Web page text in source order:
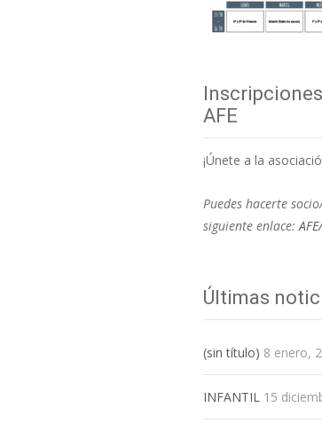
AFE
¡Únete a la
Puedes hacerte
siguiente enlace:
Últimas
(sin título) 8 enero,
INFANTIL 15